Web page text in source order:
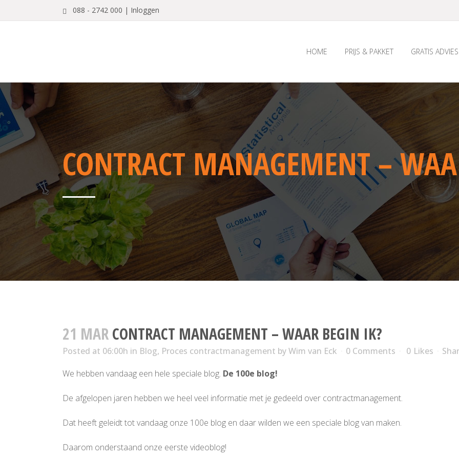
088 - 2742 000 | Inloggen
HOME PRIJS & PAKKET GRATIS ADVIES
CONTRACT MANAGEMENT –
21 MARCONTRACT MANAGEMENT – WAAR BEGIN IK?
Posted at 06:00h in Blog, Proces contractmanagement byWim van Eck 0 Comments 0 Likes
We hebben vandaag een hele speciale blog. De 100e blog!
De afgelopen jaren hebben we heel veel informatie met je gedeeld over contractmanagement.
Dat heeft geleidt tot vandaag onze 100e blog en daar wilden we een speciale blog van maken.
Daarom onderstaand onze eerste videoblog!